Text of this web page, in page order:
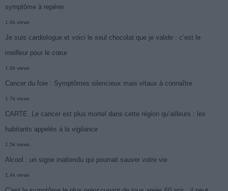
symptôme à repérer
1.9k views
Je suis cardiologue et voici le seul chocolat que je valide : c’est le
meilleur pour le cœur
1.8k views
Cancer du foie : Symptômes silencieux mais vitaux à connaître
1.7k views
CARTE. Le cancer est plus mortel dans cette région qu’ailleurs : les
habitants appelés à la vigilance
1.5k views
Alcool : un signe inattendu qui pourrait sauver votre vie
1.4k views